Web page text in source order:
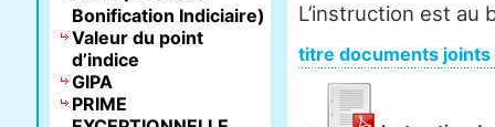
L’instruction est au
titre documents joints
Bonification Indiciaire)
Valeur du point
d’indice
GIPA
PRIME